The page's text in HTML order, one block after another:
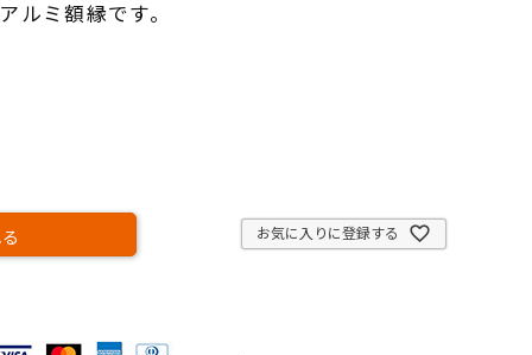
ルミ額縁です。
お気に入りに登録する